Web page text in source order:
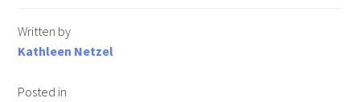
Informationen für Busfahrschüler
Written by
Kathleen Netzel
Posted in